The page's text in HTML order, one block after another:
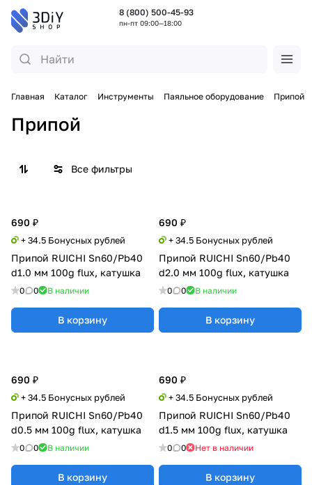
8 (800) 500-45-93
пн-пт 09:00—18:00
Главная Каталог Инструменты Паяльное оборудование Припой
Припой
Все фильтры
690 ₽
+ 34.5 Бонусных рублей
Припой RUICHI Sn60/Pb40
d1.0 мм 100g flux, катушка
0 0 В наличии
В корзину
690 ₽
+ 34.5 Бонусных рублей
Припой RUICHI Sn60/Pb40
d2.0 мм 100g flux, катушка
0 0 В наличии
В корзину
690 ₽
+ 34.5 Бонусных рублей
Припой RUICHI Sn60/Pb40
d0.5 мм 100g flux, катушка
0 0 В наличии
В корзину
690 ₽
+ 34.5 Бонусных рублей
Припой RUICHI Sn60/Pb40
d1.5 мм 100g flux, катушка
0 0 Нет в наличии
В корзину